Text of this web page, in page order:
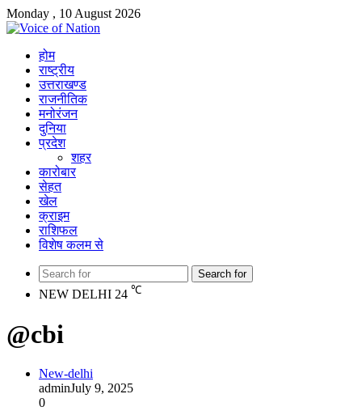
Monday , 10 August 2026
होम
राष्ट्रीय
उत्तराखण्ड
राजनीतिक
मनोरंजन
दुनिया
प्रदेश
शहर
कारोबार
सेहत
खेल
क्राइम
राशिफल
विशेष कलम से
Search for
NEW DELHI 24 ℃
@cbi
New-delhi
adminJuly 9, 2025
0